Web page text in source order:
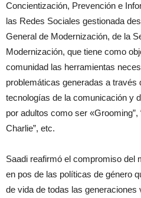
Concientización, Prevención e
las Redes Sociales gestionada
General de Modernización, de la
Modernización, que tiene como
comunidad las herramientas
problemáticas generadas a través
tecnologías de la comunicación y
por adultos como ser «Grooming”,
Charlie”, etc.
Saadi reafirmó el compromiso del
en pos de las políticas de género
de vida de todas las generaciones